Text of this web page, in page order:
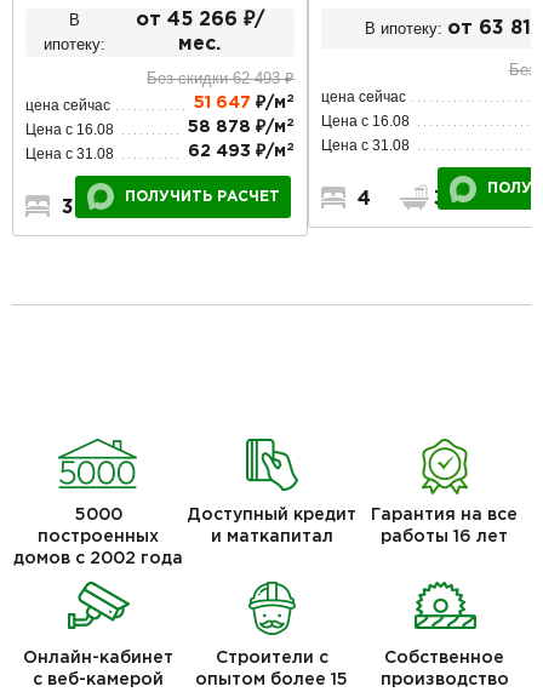
В
ипотеку:
от 45 266 ₽/
мес.
Без скидки 62 493 ₽
цена сейчас 51 647 ₽/м 2
Цена с 16.08 58 878 ₽/м 2
Цена с 31.08 62 493 ₽/м 2
3
ПОЛУЧИТЬ РАСЧЕТ
В ипотеку: от 63
Без
цена сейчас
Цена с 16.08
Цена с 31.08
4 3
5000
построенных
домов с 2002 года
Доступный кредит
и маткапитал
Гарантия на все
работы 16 лет
Онлайн-кабинет
с веб-камерой
Строители с
опытом более 15
Собственное
производство